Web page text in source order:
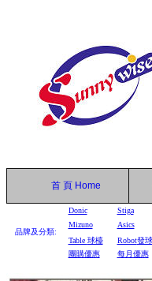
首 頁 Home
品牌及分類:
Donic Stiga
Mizuno
Asics
Table 球檯 Robot發
團購優惠
每月優惠